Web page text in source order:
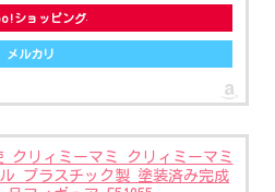
ショッピング
メルカリ
クリィミーマミ クリィミーマミ
プラスチック製 塗装済み完成